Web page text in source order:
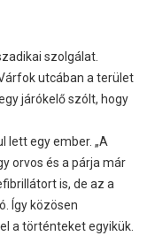
szolgálat.
utcában a terület
járókelő szólt, hogy
lett egy ember. „A
orvos és a párja már
is, de az a
Így közösen
a történteket egyikük.